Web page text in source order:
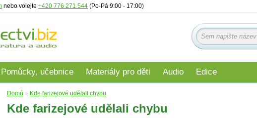
nebo volejte +420 776 271 544 (Po-Pá 9:00 - 17:00)
Pomůcky, učebnice Materiály pro děti Audio Edice
Domů » Kde farizejové udělali chybu
Kde farizejové udělali chybu